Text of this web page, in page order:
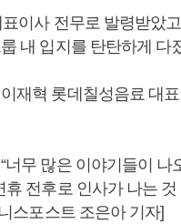
이사 전무로 발령받았
내 입지를 탄탄하게 다
재혁 롯데칠성음료 대
너무 많은 이야기들이
휴 전후로 인사가 나는
스포스트 조은아 기자]